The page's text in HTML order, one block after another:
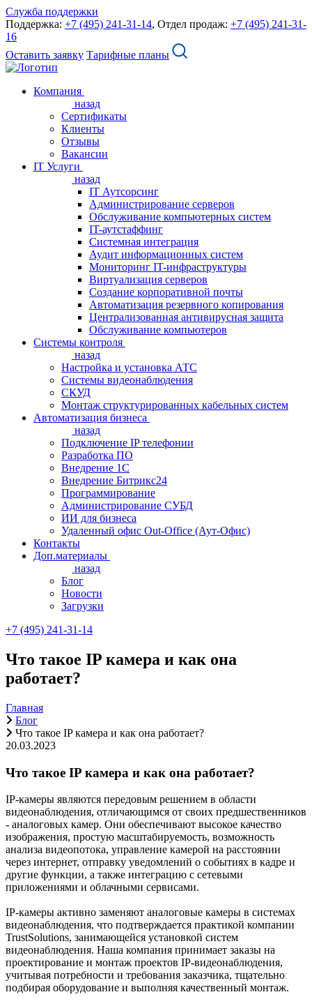
Служба поддержки
Поддержка: +7 (495) 241-31-14, Отдел продаж: +7 (495) 241-31-
16
Оставить заявку Тарифные планы
Компания
назад
Сертификаты
Клиенты
Отзывы
Вакансии
IT Услуги
назад
IT Аутсорсинг
Администрирование серверов
Обслуживание компьютерных систем
IT-аутстаффинг
Системная интеграция
Аудит информационных систем
Мониторинг IT-инфраструктуры
Виртуализация серверов
Создание корпоративной почты
Автоматизация резервного копирования
Централизованная антивирусная защита
Обслуживание компьютеров
Системы контроля
назад
Настройка и установка АТС
Системы видеонаблюдения
СКУД
Монтаж структурированных кабельных систем
Автоматизация бизнеса
назад
Подключение IP телефонии
Разработка ПО
Внедрение 1С
Внедрение Битрикс24
Программирование
Администрирование СУБД
ИИ для бизнеса
Удаленный офис Out-Office (Аут-Офис)
Контакты
Доп.материалы
назад
Блог
Новости
Загрузки
+7 (495) 241-31-14
Что такое IP камера и как она
работает?
Главная
Блог
Что такое IP камера и как она работает?
20.03.2023
Что такое IP камера и как она работает?
IP-камеры являются передовым решением в области
видеонаблюдения, отличающимся от своих предшественников
- аналоговых камер. Они обеспечивают высокое качество
изображения, простую масштабируемость, возможность
анализа видеопотока, управление камерой на расстоянии
через интернет, отправку уведомлений о событиях в кадре и
другие функции, а также интеграцию с сетевыми
приложениями и облачными сервисами.
IP-камеры активно заменяют аналоговые камеры в системах
видеонаблюдения, что подтверждается практикой компании
TrustSolutions, занимающейся установкой систем
видеонаблюдения. Наша компания принимает заказы на
проектирование и монтаж проектов IP-видеонаблюдения,
учитывая потребности и требования заказчика, тщательно
подбирая оборудование и выполняя качественный монтаж.